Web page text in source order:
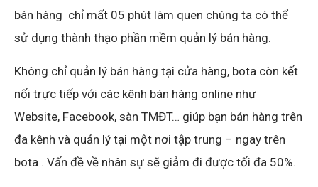
bán hàng chỉ mất 05 phút làm quen chúng ta có thể
sử dụng thành thạo phần mềm quản lý bán hàng.
Không chỉ quản lý bán hàng tại cửa hàng, bota còn kết
nối trực tiếp với các kênh bán hàng online như
Website, Facebook, sàn TMĐT… giúp bạn bán hàng trên
đa kênh và quản lý tại một nơi tập trung – ngay trên
bota . Vấn đề về nhân sự sẽ giảm đi được tối đa 50%.